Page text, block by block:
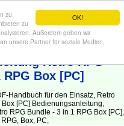
OK!
zu
zu
Außerdem geben wir
unsere Partner für soziale Medien,
deutsche Anleitung!
Retro RPG
Box [PC]
Handbuch für den Einsatz, Retro
Box [PC] Bedienungsanleitung,
RPG Bundle - 3 in 1 RPG Box [PC],
Box, PC,